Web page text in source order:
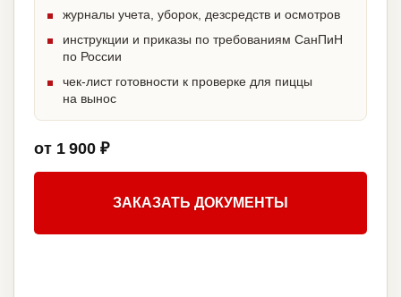
журналы учета, уборок, дезсредств и осмотров
инструкции и приказы по требованиям СанПиН
по России
чек-лист готовности к проверке для пиццы
на вынос
от 1 900 ₽
ЗАКАЗАТЬ ДОКУМЕНТЫ